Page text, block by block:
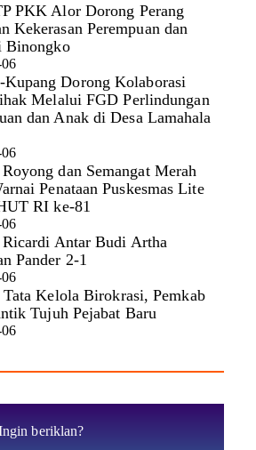
PKK Alor Dorong Perang
Kekerasan Perempuan dan
Binongko
Dorong Kolaborasi
Melalui FGD Perlindungan
dan Anak di Desa Lamahala
dan Semangat Merah
Penataan Puskesmas Lite
RI ke-81
Antar Budi Artha
Pander 2-1
Tata Kelola Birokrasi, Pemkab
Tujuh Pejabat Baru
beriklan?